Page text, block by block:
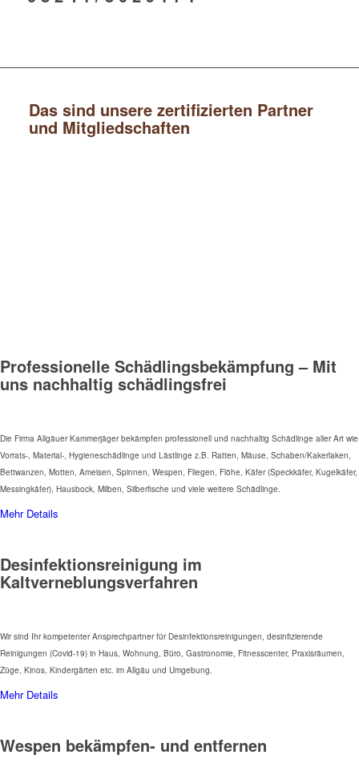
Das sind unsere zertifizierten Partner
und Mitgliedschaften
Professionelle Schädlingsbekämpfung – Mit
uns nachhaltig schädlingsfrei
Die Firma Allgäuer Kammerjäger bekämpfen professionell und nachhaltig Schädlinge aller Art wie
Vorrats-, Material-, Hygieneschädlinge und Lästlinge z.B. Ratten, Mäuse, Schaben/Kakerlaken,
Bettwanzen, Motten, Ameisen, Spinnen, Wespen, Fliegen, Flöhe, Käfer (Speckkäfer, Kugelkäfer,
Messingkäfer), Hausbock, Milben, Silberfische und viele weitere Schädlinge.
Mehr Details
Desinfektionsreinigung im
Kaltverneblungsverfahren
Wir sind Ihr kompetenter Ansprechpartner für Desinfektionsreinigungen, desinfizierende
Reinigungen (Covid-19) in Haus, Wohnung, Büro, Gastronomie, Fitnesscenter, Praxisräumen,
Züge, Kinos, Kindergärten etc. im Allgäu und Umgebung.
Mehr Details
Wespen bekämpfen- und entfernen